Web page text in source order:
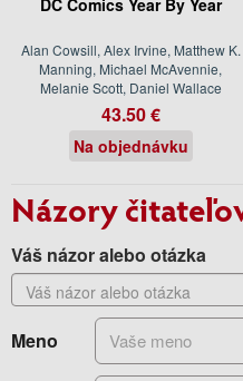
Alan Cowsill, Alex Irvine, Matthew K.
Manning, Michael McAvennie,
Melanie Scott, Daniel Wallace
43.50 €
Na objednávku
Názory
Váš názor alebo otázka
Meno